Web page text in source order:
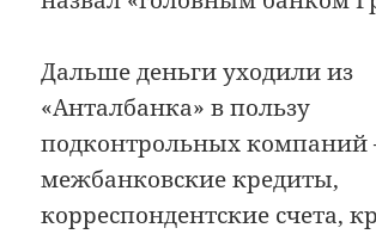
Дальше деньги уходили из
«Анталбанка» в пользу
подконтрольных компаний
межбанковские кредиты,
корреспондентские счета,